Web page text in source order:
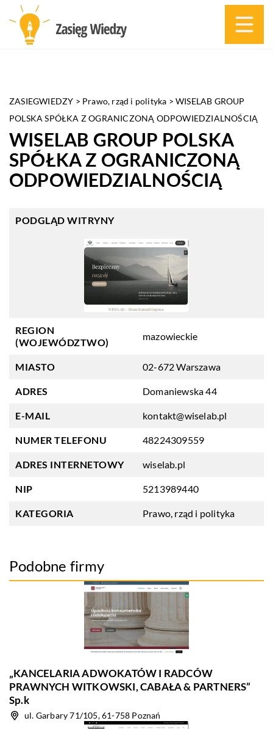
ZASIEGWIEDZY > Prawo, rząd i polityka >WISELAB GROUP
POLSKA SPÓŁKA Z OGRANICZONĄ ODPOWIEDZIALNOŚCIĄ
WISELAB GROUP POLSKA
SPÓŁKA Z OGRANICZONĄ
ODPOWIEDZIALNOŚCIĄ
PODGLĄD WITRYNY
REGION
(WOJEWÓDZTWO)
mazowieckie
MIASTO 02-672 Warszawa
ADRES Domaniewska 44
E-MAIL kontakt@wiselab.pl
NUMER TELEFONU 48224309559
ADRES INTERNETOWY wiselab.pl
NIP 5213989440
KATEGORIA Prawo, rząd i polityka
Podobne firmy
„KANCELARIA ADWOKATÓW I RADCÓW
PRAWNYCH WITKOWSKI, CABAŁA & PARTNERS”
Sp.k
ul. Garbary 71/105, 61-758 Poznań